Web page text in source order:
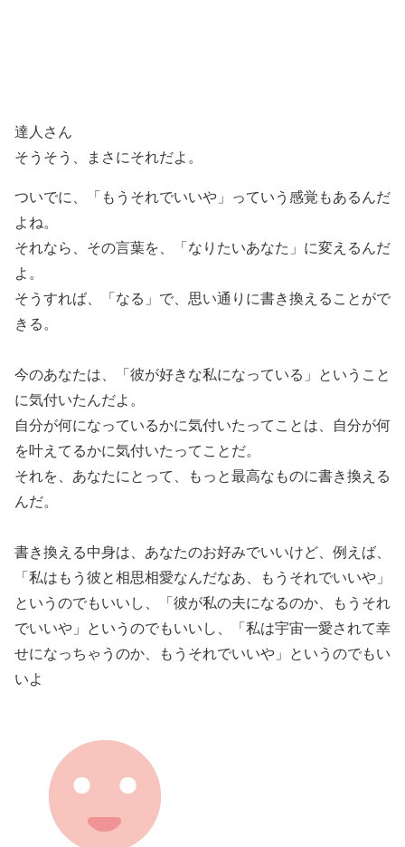
達人さん
そうそう、まさにそれだよ。
ついでに、「もうそれでいいや」っていう感覚もあるんだ
よね。
それなら、その言葉を、「なりたいあなた」に変えるんだ
よ。
そうすれば、「なる」で、思い通りに書き換えることがで
きる。
今のあなたは、「彼が好きな私になっている」ということ
に気付いたんだよ。
自分が何になっているかに気付いたってことは、自分が何
を叶えてるかに気付いたってことだ。
それを、あなたにとって、もっと最高なものに書き換える
んだ。
書き換える中身は、あなたのお好みでいいけど、例えば、
「私はもう彼と相思相愛なんだなあ、もうそれでいいや」
というのでもいいし、「彼が私の夫になるのか、もうそれ
でいいや」というのでもいいし、「私は宇宙一愛されて幸
せになっちゃうのか、もうそれでいいや」というのでもい
いよ